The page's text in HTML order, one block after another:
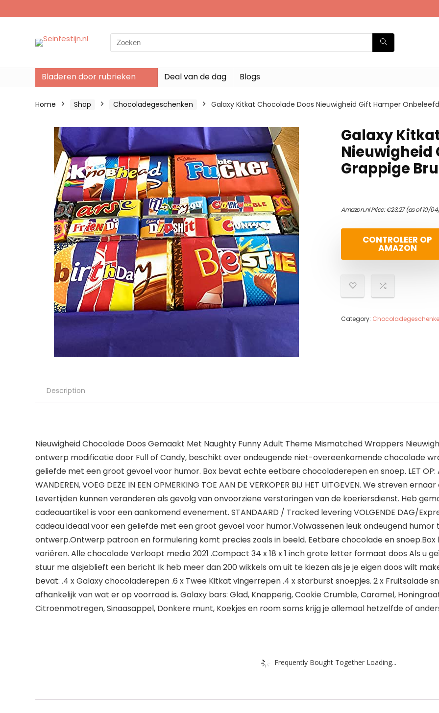
Search
for:
Bladeren door rubrieken Deal van de dag Blogs
Home Shop Chocoladegeschenken Galaxy Kitkat Chocolade Doos Nieuwigheid Gift Hamper
Galaxy
Nieuwigheid
Grappige
Amazon.nl Price:€23.27(as of 10/
CONTROLEER OP
AMAZON
Category:
Description
Nieuwigheid Chocolade Doos Gemaakt Met Naughty Funny Adult Theme Mismatched Wrappers
ontwerp modificatie door Full of Candy, beschikt over ondeugende niet-overeenkomende chocolade
geliefde met een groot gevoel voor humor. Box bevat echte eetbare chocoladerepen en snoep. LET OP: ALS
WANDEREN, VOEG DEZE IN EEN OPMERKING TOE AAN DE VERKOPER BIJ HET UITGEVEN. We streven
Levertijden kunnen veranderen als gevolg van onvoorziene verstoringen van de koeriersdienst. Heb
cadeauartikel is voor een aankomend evenement. STANDAARD / Tracked levering VOLGENDE DAG/
cadeau ideaal voor een geliefde met een groot gevoel voor humor.Volwassenen leuk ondeugend
ontwerp.Ontwerp patroon en formulering komt precies zoals in beeld. Eetbare chocolade en
variëren. Alle chocolade Verloopt medio 2021 .Compact 34 x 18 x 1 inch grote letter formaat doos Als u
stuur me alsjeblieft een bericht Ik heb meer dan 200 wikkels om uit te kiezen als je je eigen doos wilt
bevat: .4 x Galaxy chocoladerepen .6 x Twee Kitkat vingerrepen .4 x starburst snoepjes. 2 x Fruitsalade
afhankelijk van wat er op voorraad is. Galaxy bars: Glad, Knapperig, Cookie Crumble, Caramel,
Citroenmotregen, Sinaasappel, Donkere munt, Koekjes en room soms krijg je allemaal hetzelfde of
Frequently Bought Together Loading...